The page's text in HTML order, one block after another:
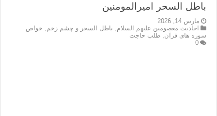
باطل السحر امیرالمومنین
مارس 14, 2026
احادیث معصومین علیهم السلام, باطل السحر و چشم زخم, خواص
سوره های قرآن,طلب حاجت
0